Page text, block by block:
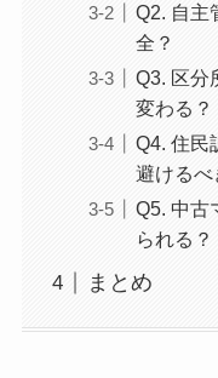
Q2. 自主
全？
Q3. 区分
変わる？
Q4. 住民
避けるべ
Q5. 中古
られる？
まとめ